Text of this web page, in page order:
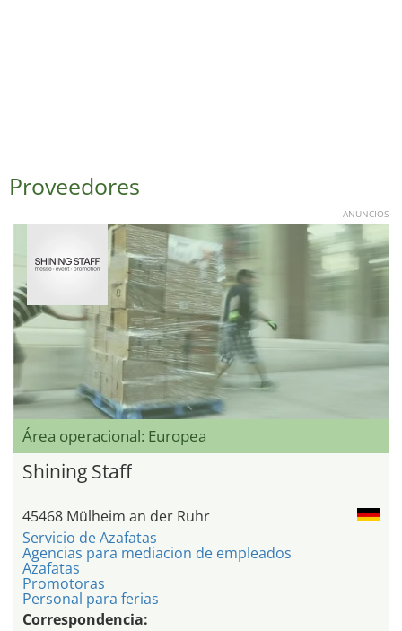
Proveedores
ANUNCIOS
Área operacional: Europea
Shining Staff
45468 Mülheim an der Ruhr
Servicio de Azafatas
Agencias para mediacion de empleados
Azafatas
Promotoras
Personal para ferias
Correspondencia: